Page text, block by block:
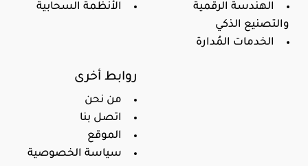
الأنظمة السحابية
الهندسة الرقمية
والتصنيع الذكي
الخدمات المُدارة
روابط أخرى
من نحن
اتصل بنا
الموقع
سياسة الخصوصية